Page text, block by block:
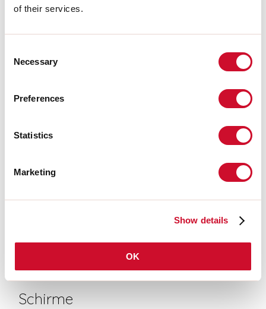
of their services.
Selection
Necessary
Preferences
Statistics
Marketing
Show details
OK
Download
CE-ZERTIFIZIERUNGEN
Schirme